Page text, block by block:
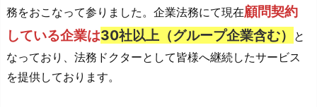
務をおこなって参りました。企業法務にて現在顧問契約
している企業は30社以上（グループ企業含む）
と
なっており、法務ドクターとして皆様へ継続したサービス
を提供しております。